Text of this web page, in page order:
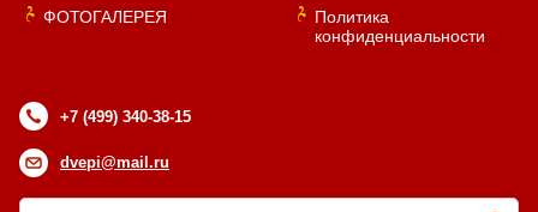
ФОТОГАЛЕРЕЯ
Политика
конфиденциальности
+7 (499) 340-38-15
dvepi@mail.ru